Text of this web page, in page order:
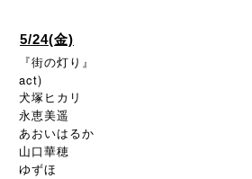
5/24(金)
『街の灯り』
act)
犬塚ヒカリ
永恵美遥
あおいはるか
山口華穂
ゆずほ